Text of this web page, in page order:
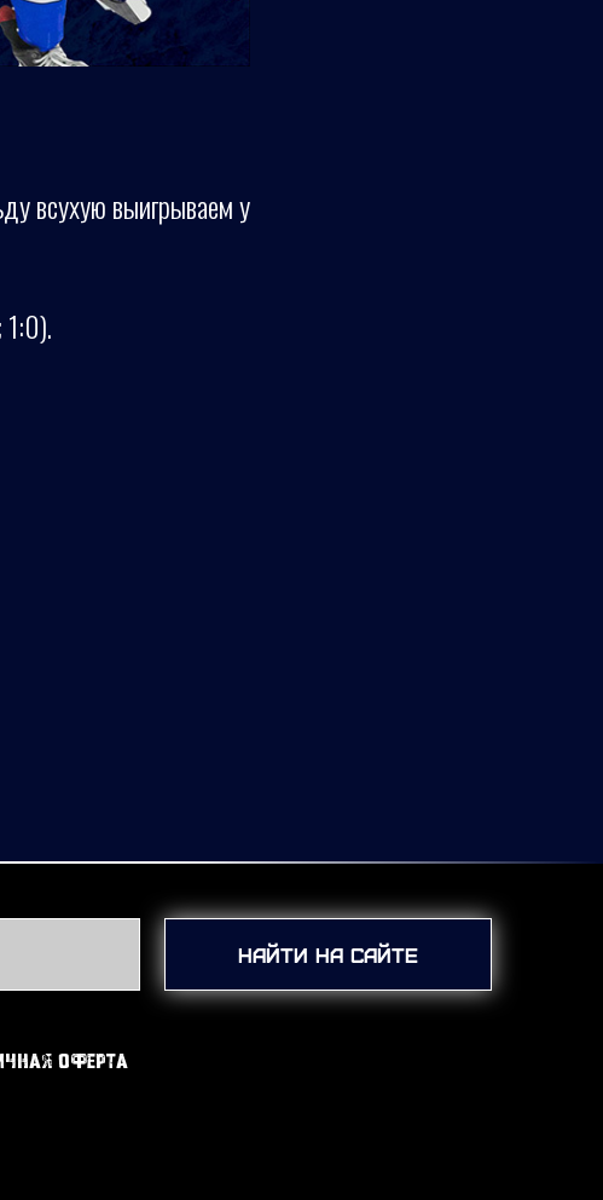
всухую выигрываем у
Найти на сайте
оферта